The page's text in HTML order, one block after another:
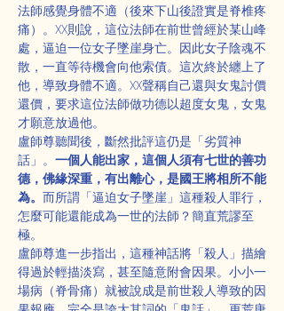
法師感覺身體不適（後來下山後證實是脊椎疼
痛）。XX則說，這位法師在前世曾經於某山峰
處，逼迫一位女子墜崖身亡。因此女子陰魂不
散，一直等待機會向他索債。這次終於纏上了
他，導致身體不適。XX聲稱自己還與女鬼討價
還價，要求這位法師做功德以超度女鬼，女鬼
才願意放過他。
盧師尊聽聞後，斷然批評這仍是「劣質神
話」。 一個人能出家，這個人須有七世的善功
德，佛緣深重，有出離心，是國王將相所不能
為。 而所謂「逼迫女子墜崖」這種殺人罪行，
怎麼可能還能成為一世的法師？簡直荒謬至
極。
盧師尊進一步指出，這種神話將「殺人」描繪
得過於輕描淡寫，甚至隨意附會因果。小小一
場病（脊骨痛）就被說成是前世殺人導致的因